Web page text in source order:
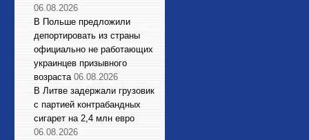
06.08.2026
В Польше предложили
депортировать из страны
официально не работающих
украинцев призывного
возраста 06.08.2026
В Литве задержали грузовик
с партией контрабандных
сигарет на 2,4 млн евро
06.08.2026